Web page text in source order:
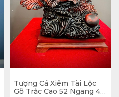
Tượng Cá Xiêm Tài Lộc
Gỗ Trắc Cao 52 Ngang 48